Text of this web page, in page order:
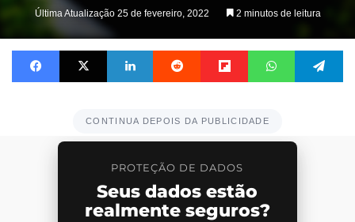
Última Atualização 25 de fevereiro, 2022 2 minutos de leitura
Facebook X Linkedin Reddit Flipboard WhatsApp
CONTINUA DEPOIS DA PUBLICIDADE
PROTEÇÃO DE DADOS
Seus dados estão
realmente seguros?